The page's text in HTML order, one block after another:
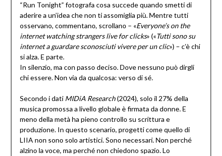
“Run Tonight” fotografa cosa succede quando smetti di
aderire a un’idea che non ti assomiglia più. Mentre tutti
osservano, commentano, scrollano – «Everyone’s on the
internet watching strangers live for clicks» («Tutti sono su
internet a guardare sconosciuti vivere per un clic») – c’è chi
si alza. E parte.
In silenzio, ma con passo deciso. Dove nessuno può dirgli
chi essere. Non via da qualcosa: verso di sé.
Secondo i dati MIDiA Research(2024), solo il 27% della
musica promossa a livello globale è firmata da donne. E
meno della metà ha pieno controllo su scrittura e
produzione. In questo scenario, progetti come quello di
LIIA non sono solo artistici. Sono necessari. Non perché
alzino la voce, ma perché non chiedono spazio. Lo